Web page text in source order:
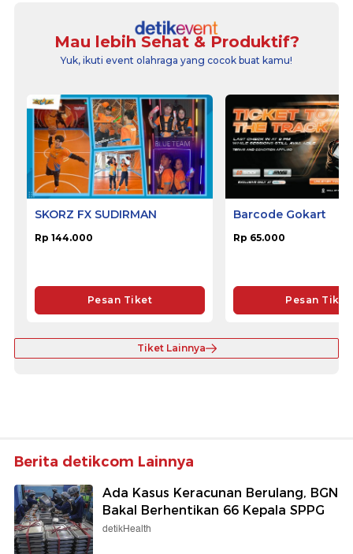
Mau lebih Sehat & Produktif?
Yuk, ikuti event olahraga yang cocok buat kamu!
SKORZ FX SUDIRMAN
Rp 144.000
Pesan Tiket
Barcode Gokart
Rp 65.000
Pesan Tiket
Tiket Lainnya
Berita detikcom Lainnya
Ada Kasus Keracunan Berulang, BGN
Bakal Berhentikan 66 Kepala SPPG
detikHealth